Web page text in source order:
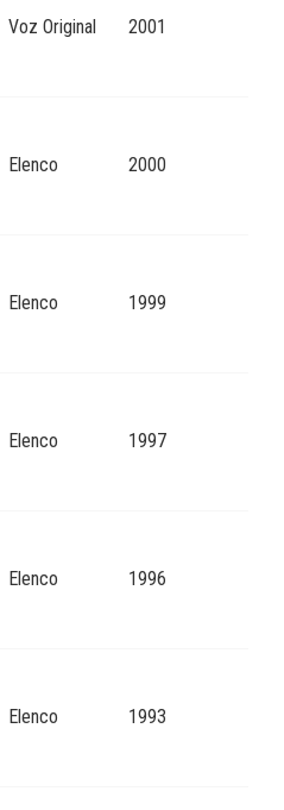
Voz Original 2001
Elenco 2000
Elenco 1999
Elenco 1997
Elenco 1996
Elenco 1993